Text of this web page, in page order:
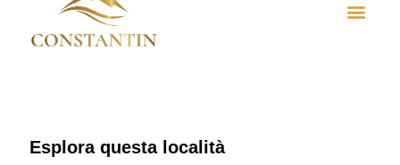
Esplora questa località